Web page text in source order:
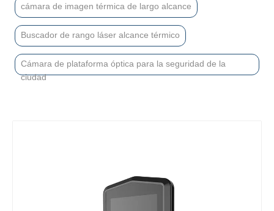
cámara de imagen térmica de largo alcance
Buscador de rango láser alcance térmico
Cámara de plataforma óptica para la seguridad de la
ciudad